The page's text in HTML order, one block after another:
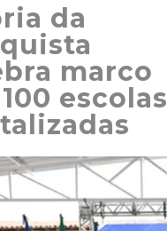
da
marco
escolas